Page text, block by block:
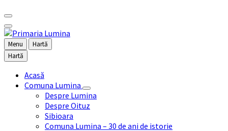
Menu
Hartă
Hartă
Acasă
Comuna Lumina
Despre Lumina
Despre Oituz
Sibioara
Comuna Lumina – 30 de ani de istorie